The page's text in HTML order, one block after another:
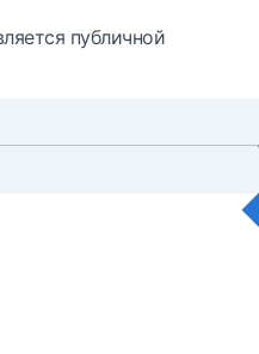
публичной